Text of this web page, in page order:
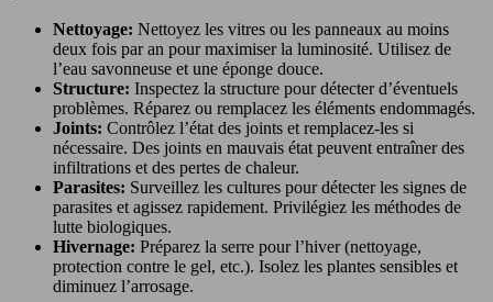
Nettoyage: Nettoyez les vitres ou les panneaux au moins
deux fois par an pour maximiser la luminosité. Utilisez de
l’eau savonneuse et une éponge douce.
Structure: Inspectez la structure pour détecter d’éventuels
problèmes. Réparez ou remplacez les éléments endommagés.
Joints: Contrôlez l’état des joints et remplacez-les si
nécessaire. Des joints en mauvais état peuvent entraîner des
infiltrations et des pertes de chaleur.
Parasites: Surveillez les cultures pour détecter les signes de
parasites et agissez rapidement. Privilégiez les méthodes de
lutte biologiques.
Hivernage: Préparez la serre pour l’hiver (nettoyage,
protection contre le gel, etc.). Isolez les plantes sensibles et
diminuez l’arrosage.